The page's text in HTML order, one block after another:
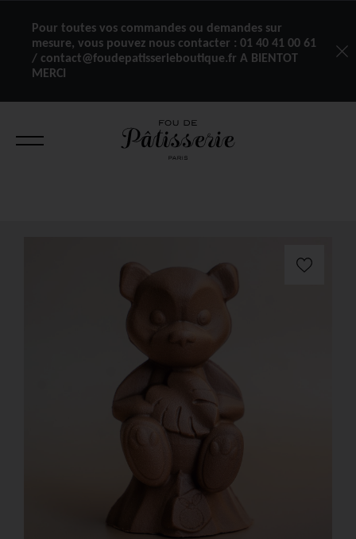
Pour toutes vos commandes ou demandes sur
mesure, vous pouvez nous contacter : 01 40 41 00 61
/ contact@foudepatisserieboutique.fr A BIENTOT
MERCI